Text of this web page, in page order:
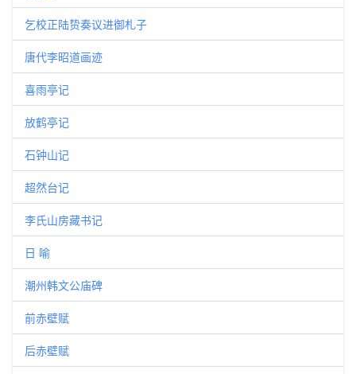
乞校正陆贽奏议进御札子
唐代李昭道画迹
喜雨亭记
放鹤亭记
石钟山记
超然台记
李氏山房藏书记
日 喻
潮州韩文公庙碑
前赤壁赋
后赤壁赋